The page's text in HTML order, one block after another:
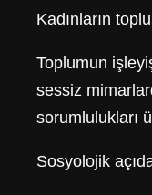
Kadınların
Toplumun
sessiz
sorumlulukları
Sosyolojik